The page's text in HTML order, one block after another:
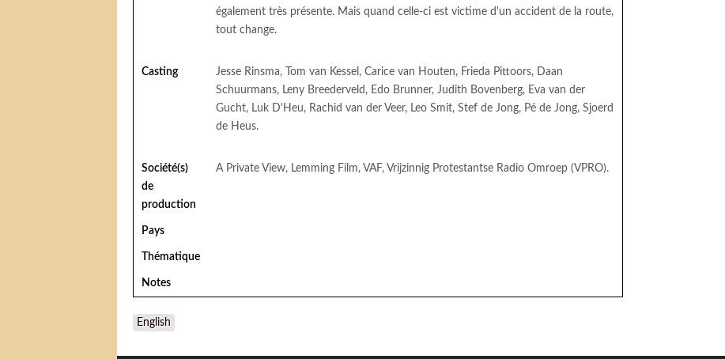
également très présente. Mais quand celle-ci est victime d'un accident de la route,
tout change.
Casting
Jesse Rinsma, Tom van Kessel, Carice van Houten, Frieda Pittoors, Daan
Schuurmans, Leny Breederveld, Edo Brunner, Judith Bovenberg, Eva van der
Gucht, Luk D'Heu, Rachid van der Veer, Leo Smit, Stef de Jong, Pé de Jong, Sjoerd
de Heus.
Société(s)
de
production
A Private View, Lemming Film, VAF, Vrijzinnig Protestantse Radio Omroep (VPRO).
Pays
Thématique
Notes
English